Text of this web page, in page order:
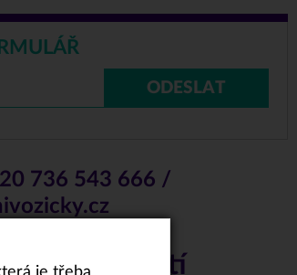
ODESLAT
736 543 666 /
společností